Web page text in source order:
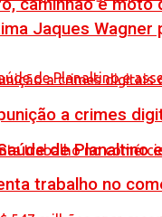
caminhão e
de Planaltino
Jaques
a crimes
trabalho no